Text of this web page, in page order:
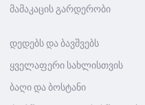
მამაკაცის გარდერობი
დედებს და ბავშვებს
ყველაფერი სახლისთვის
ბაღი და ბოსტანი